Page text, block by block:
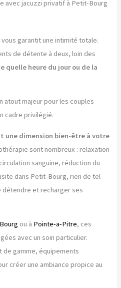
avec jacuzzi privatif à Petit-Bourg
garantit une intimité totale.
de détente à deux, loin des
quelle heure du jour ou de la
atout majeur pour les couples
cadre privilégié.
une dimension bien-être à votre
sont nombreux : relaxation
sanguine, réduction du
dans Petit-Bourg, rien de tel
détendre et recharger ses
ou à Pointe-a-Pitre, ces
avec un soin particulier.
de gamme, équipements
créer une ambiance propice au